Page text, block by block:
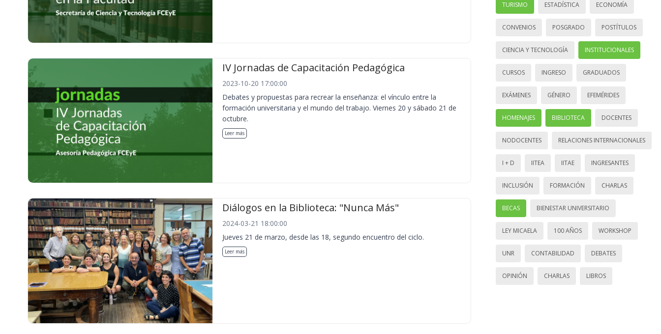
IV Jornadas de Capacitación Pedagógica
2023-10-20 17:00:00
Debates y propuestas para recrear la enseñanza: el vínculo entre la
formación universitaria y el mundo del trabajo. Viernes 20 y sábado 21 de
octubre.
Leer más
Diálogos en la Biblioteca: "Nunca Más"
2024-03-21 18:00:00
Jueves 21 de marzo, desde las 18, segundo encuentro del ciclo.
Leer más
TURISMO ESTADÍSTICA ECONOMÍA
CONVENIOS POSGRADO POSTÍTULOS
CIENCIA Y TECNOLOGÍA INSTITUCIONALES
CURSOS INGRESO GRADUADOS
EXÁMENES GÉNERO EFEMÉRIDES
HOMENAJES BIBLIOTECA DOCENTES
NODOCENTES RELACIONES INTERNACIONALES
I + D IITEA IITAE INGRESANTES
INCLUSIÓN FORMACIÓN CHARLAS
BECAS BIENESTAR UNIVERSITARIO
LEY MICAELA 100 AÑOS WORKSHOP
UNR CONTABILIDAD DEBATES
OPINIÓN CHARLAS LIBROS